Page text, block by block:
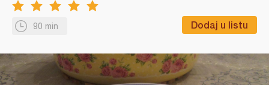
90 min Dodaj u listu